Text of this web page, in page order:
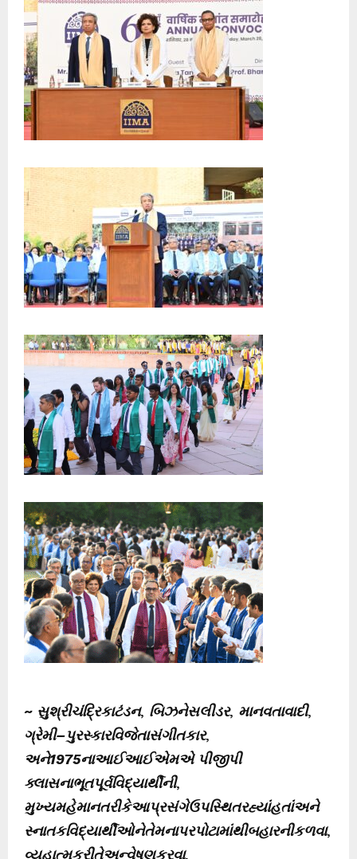
~ સુશ્રીચંદ્રિકાટંડન, બિઝનેસલીડર, માનવતાવાદી,
ગ્રેમી–પુરસ્કારવિજેતાસંગીતકાર,
અને1975નાઆઈઆઈએમએ પીજીપી
ક્લાસનાભૂતપૂર્વવિદ્યાર્થીની,
મુખ્યમહેમાનતરીકેઆપ્રસંગેઉપસ્થિતરહ્યાંહતાંઅને
સ્નાતકવિદ્યાર્થીઓનેતેમનાપરપોટામાંથીબહારનીકળવા,
વ્યૂહાત્મકરીતેઅન્વેષણકરવા,